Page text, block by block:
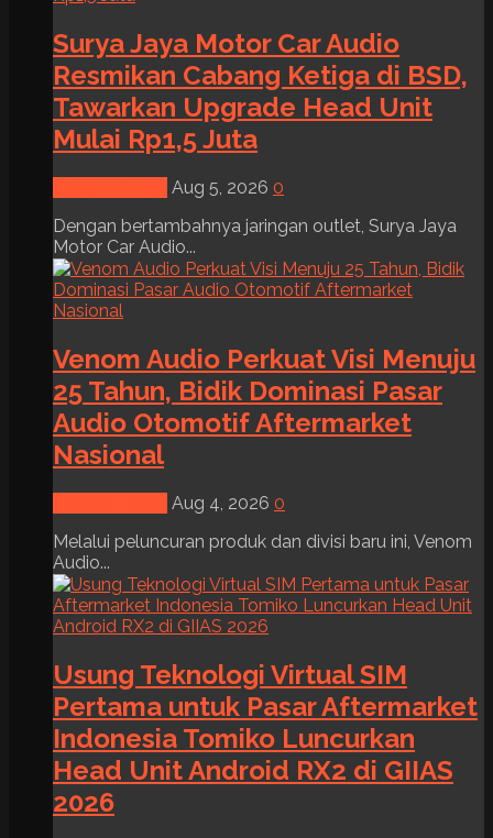
Surya Jaya Motor Car Audio
Resmikan Cabang Ketiga di BSD,
Tawarkan Upgrade Head Unit
Mulai Rp1,5 Juta
Aug 5, 2026 0
Dengan bertambahnya jaringan outlet, Surya Jaya
Motor Car Audio...
Venom Audio Perkuat Visi Menuju
25 Tahun, Bidik Dominasi Pasar
Audio Otomotif Aftermarket
Nasional
Aug 4, 2026 0
Melalui peluncuran produk dan divisi baru ini, Venom
Audio...
Usung Teknologi Virtual SIM
Pertama untuk Pasar Aftermarket
Indonesia Tomiko Luncurkan
Head Unit Android RX2 di GIIAS
2026